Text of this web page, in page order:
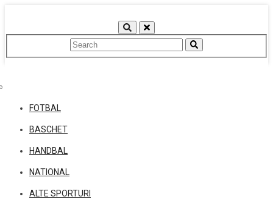
FOTBAL
BASCHET
HANDBAL
NATIONAL
ALTE SPORTURI